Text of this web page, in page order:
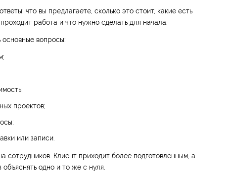
что вы предлагаете, сколько это стоит, какие есть
работа и что нужно сделать для начала.
вопросы:
проектов;
или записи.
сотрудников. Клиент приходит более подготовленным, а
одно и то же с нуля.